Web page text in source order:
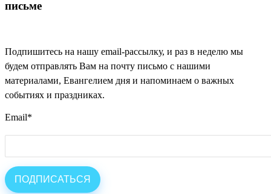
письме
Подпишитесь на нашу email-рассылку, и раз в неделю мы
будем отправлять Вам на почту письмо с нашими
материалами, Евангелием дня и напоминаем о важных
событиях и праздниках.
Email*